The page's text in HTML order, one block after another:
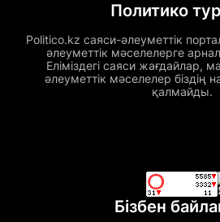
Политико
Politico.kz саяси-әлеуметтік
әлеуметтік мәселелерге
Еліміздегі саяси жағдайлар,
әлеуметтік мәселелер біздің
қалмайды.
Бізбен